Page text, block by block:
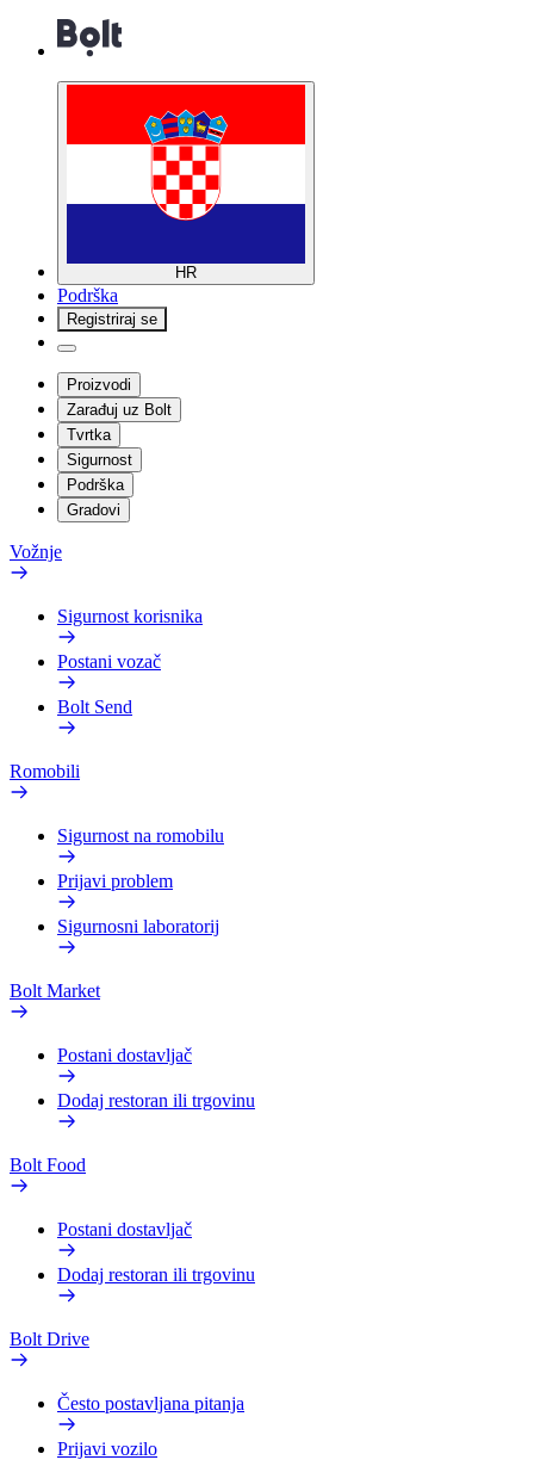
HR
Podrška
Registriraj se
Proizvodi
Zarađuj uz Bolt
Tvrtka
Sigurnost
Podrška
Gradovi
Vožnje
Sigurnost korisnika
Postani vozač
Bolt Send
Romobili
Sigurnost na romobilu
Prijavi problem
Sigurnosni laboratorij
Bolt Market
Postani dostavljač
Dodaj restoran ili trgovinu
Bolt Food
Postani dostavljač
Dodaj restoran ili trgovinu
Bolt Drive
Često postavljana pitanja
Prijavi vozilo